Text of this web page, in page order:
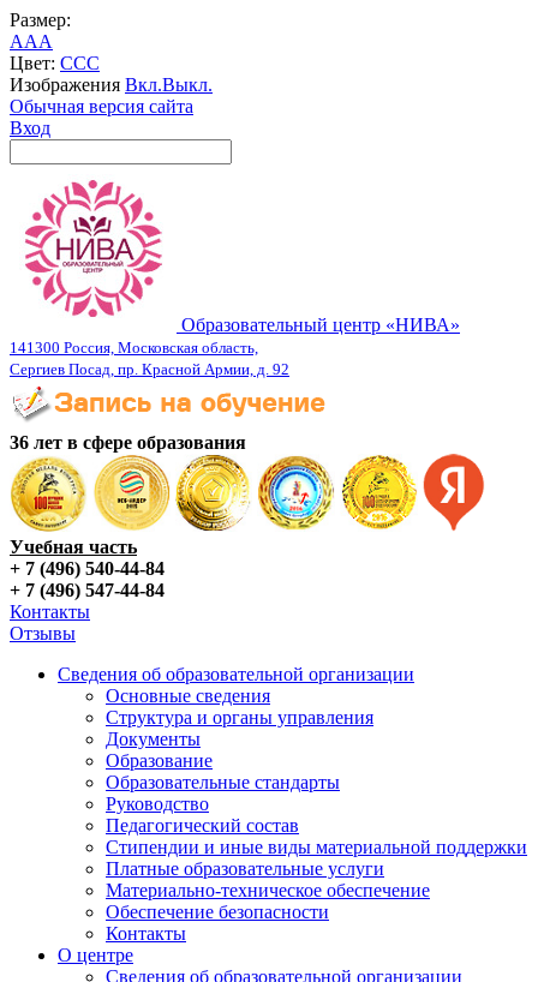
Размер:
AAA
Цвет: CCC
Изображения Вкл.Выкл.
Обычная версия сайта
Вход
Образовательный центр «НИВА»
141300 Россия, Московская область,
Сергиев Посад, пр. Красной Армии, д. 92
36 лет в сфере образования
Учебная часть
+ 7 (496) 540-44-84
+ 7 (496) 547-44-84
Контакты
Отзывы
Сведения об образовательной организации
Основные сведения
Структура и органы управления
Документы
Образование
Образовательные стандарты
Руководство
Педагогический состав
Стипендии и иные виды материальной поддержки
Платные образовательные услуги
Материально-техническое обеспечение
Обеспечение безопасности
Контакты
О центре
Сведения об образовательной организации